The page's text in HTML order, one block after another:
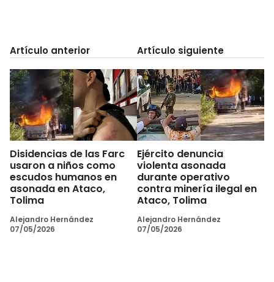
Artículo anterior
Disidencias de las Farc
usaron a niños como
escudos humanos en
asonada en Ataco,
Tolima
Alejandro Hernández
07/05/2026
Artículo siguiente
Ejército denuncia
violenta asonada
durante operativo
contra minería ilegal en
Ataco, Tolima
Alejandro Hernández
07/05/2026